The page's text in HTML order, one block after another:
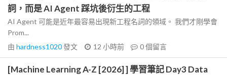
詞，而是 AI Agent 踩坑後衍生的工程
AI Agent 可能是近年最容易出現新工程名詞的領域。 我們才剛學會
Prom...
由 hardness1020發文 12 小時前 0個留言
[Machine Learning A-Z [2026] ] 學習筆記 Day3 Data